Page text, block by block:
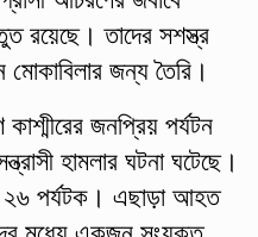
রয়েছে। তাদের সশস্ত্র
জন্য তৈরি।
জনপ্রিয় পর্যটন
হামলার ঘটনা ঘটেছে।
২৬ পর্যটক। এছাড়া আহত